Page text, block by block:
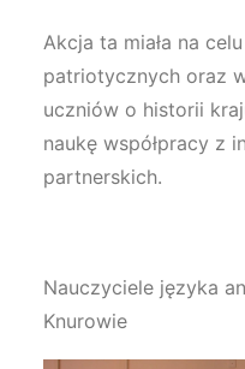
Akcja ta miała na
patriotycznych oraz
uczniów o historii
naukę współpracy z
partnerskich.
Nauczyciele języka
Knurowie